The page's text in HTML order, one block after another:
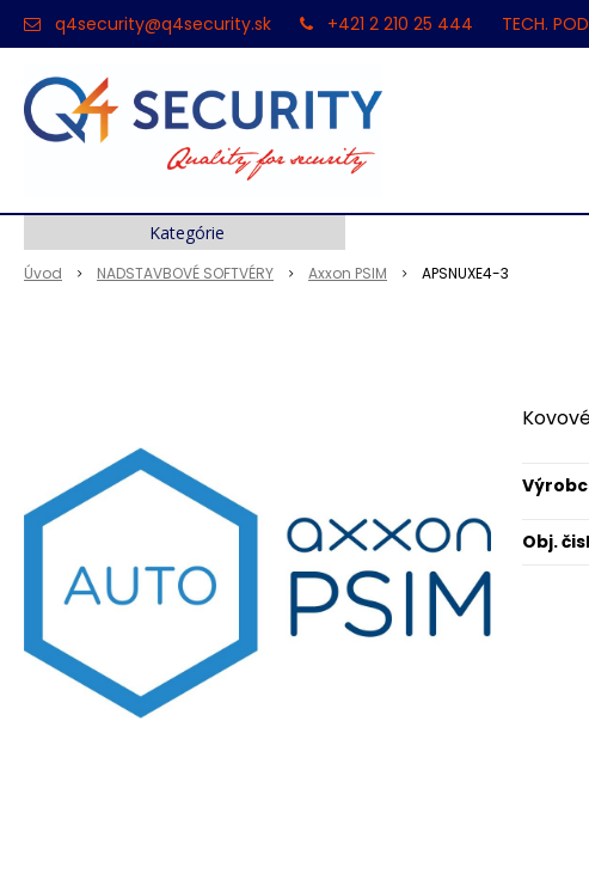
q4security@q4security.sk +421 2 210 25 444 TECH.
Úvod NADSTAVBOVÉ SOFTVÉRY Axxon PSIM APSNUXE4-3
Obj.
Kategórie